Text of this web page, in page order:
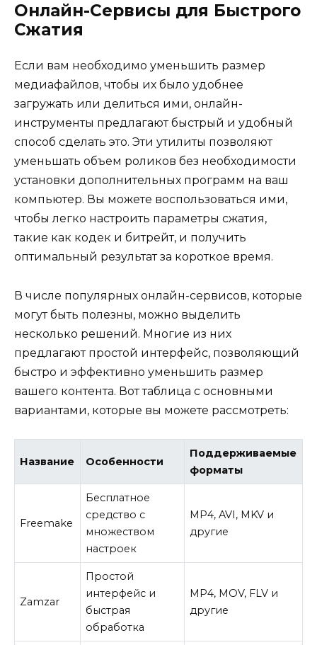
Онлайн-Сервисы для Быстрого
Сжатия
Если вам необходимо уменьшить размер
медиафайлов, чтобы их было удобнее
загружать или делиться ими, онлайн-
инструменты предлагают быстрый и удобный
способ сделать это. Эти утилиты позволяют
уменьшать объем роликов без необходимости
установки дополнительных программ на ваш
компьютер. Вы можете воспользоваться ими,
чтобы легко настроить параметры сжатия,
такие как кодек и битрейт, и получить
оптимальный результат за короткое время.
В числе популярных онлайн-сервисов, которые
могут быть полезны, можно выделить
несколько решений. Многие из них
предлагают простой интерфейс, позволяющий
быстро и эффективно уменьшить размер
вашего контента. Вот таблица с основными
вариантами, которые вы можете рассмотреть:
Название Особенности
Поддерживаемые
форматы
Freemake
Бесплатное
средство с
множеством
настроек
MP4, AVI, MKV и
другие
Zamzar
Простой
интерфейс и
быстрая
обработка
MP4, MOV, FLV и
другие